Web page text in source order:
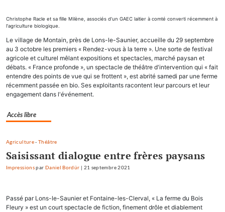
Christophe Racle et sa fille Milène, associés d'un GAEC laitier à comté converti récemment à
l'agriculture biologique.
Le village de Montain, près de Lons-le-Saunier, accueille du 29 septembre
au 3 octobre les premiers « Rendez-vous à la terre ». Une sorte de festival
agricole et culturel mêlant expositions et spectacles, marché paysan et
débats. « France profonde », un spectacle de théâtre d'intervention qui « fait
entendre des points de vue qui se frottent », est abrité samedi par une ferme
récemment passée en bio. Ses exploitants racontent leur parcours et leur
engagement dans l'événement.
Accès libre
Agriculture-Théâtre
Saisissant dialogue entre frères paysans
Impressionspar Daniel Bordür 21 septembre 2021
Passé par Lons-le-Saunier et Fontaine-les-Clerval, « La ferme du Bois
Fleury » est un court spectacle de fiction, finement drôle et diablement